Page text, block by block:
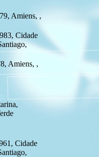
Amiens, ,
Cidade
Amiens, ,
Cidade